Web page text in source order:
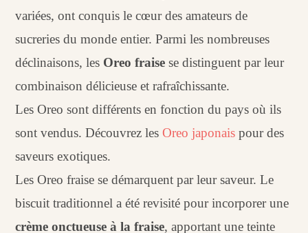
variées, ont conquis le cœur des amateurs de
sucreries du monde entier. Parmi les nombreuses
déclinaisons, les Oreo fraise se distinguent par leur
combinaison délicieuse et rafraîchissante.
Les Oreo sont différents en fonction du pays où ils
sont vendus. Découvrez lesOreo japonais pour des
saveurs exotiques.
Les Oreo fraise se démarquent par leur saveur. Le
biscuit traditionnel a été revisité pour incorporer une
crème onctueuse à la fraise, apportant une teinte